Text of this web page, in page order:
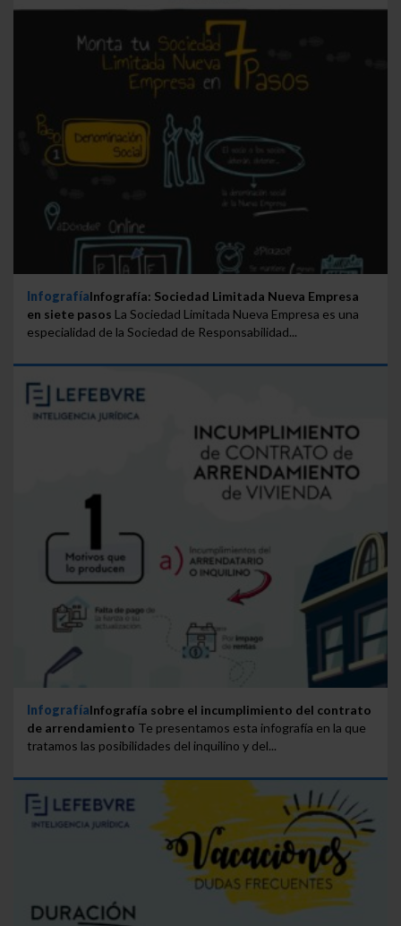
InfografíaInfografía: Sociedad Limitada Nueva Empresa
en siete pasos La Sociedad Limitada Nueva Empresa es una
especialidad de la Sociedad de Responsabilidad...
InfografíaInfografía sobre el incumplimiento del contrato
de arrendamiento Te presentamos esta infografía en la que
tratamos las posibilidades del inquilino y del...